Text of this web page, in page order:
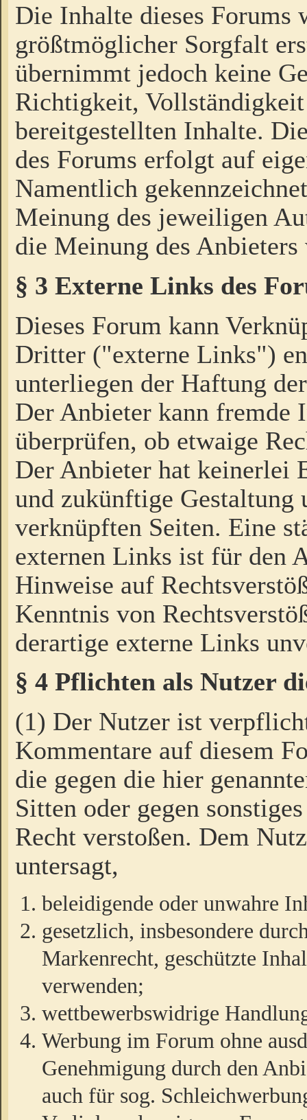
Die Inhalte dieses Forums
größtmöglicher Sorgfalt
übernimmt jedoch keine
Richtigkeit,
bereitgestellten Inhalte.
des Forums erfolgt auf
Namentlich
Meinung des jeweiligen
die Meinung des Anbieters
§ 3 Externe Links des
Dieses Forum kann
Dritter ("externe Links")
unterliegen der Haftung
Der Anbieter kann fremde
überprüfen, ob etwaige
Der Anbieter hat keinerlei
und zukünftige Gestaltung
verknüpften Seiten. Eine
externen Links ist für den
Hinweise auf
Kenntnis von
derartige externe Links
§ 4 Pflichten als Nutzer
(1) Der Nutzer ist
Kommentare auf diesem
die gegen die hier
Sitten oder gegen
Recht verstoßen. Dem
untersagt,
beleidigende oder unwahre
gesetzlich, insbesondere
Markenrecht, geschützte
verwenden;
wettbewerbswidrige
Werbung im Forum ohne
Genehmigung durch den
auch für sog.